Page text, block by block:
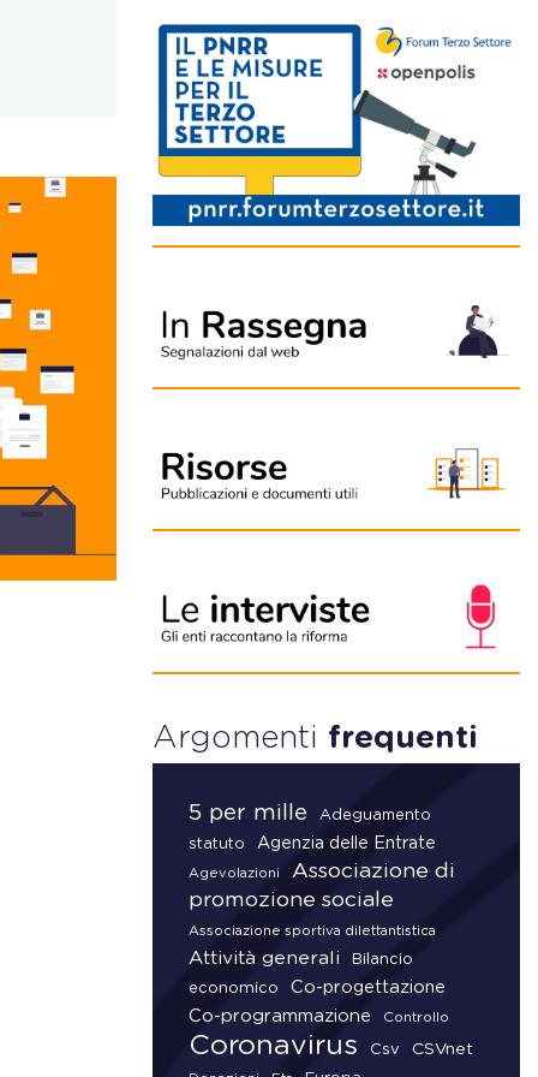
Argomenti frequenti
5 per mille
Adeguamento
statuto
Agenzia delle Entrate
Agevolazioni
Associazione di
promozione sociale
Associazione sportiva dilettantistica
Attività generali
Bilancio
economico
Co-progettazione
Co-programmazione
Controllo
Coronavirus Csv CSVnet